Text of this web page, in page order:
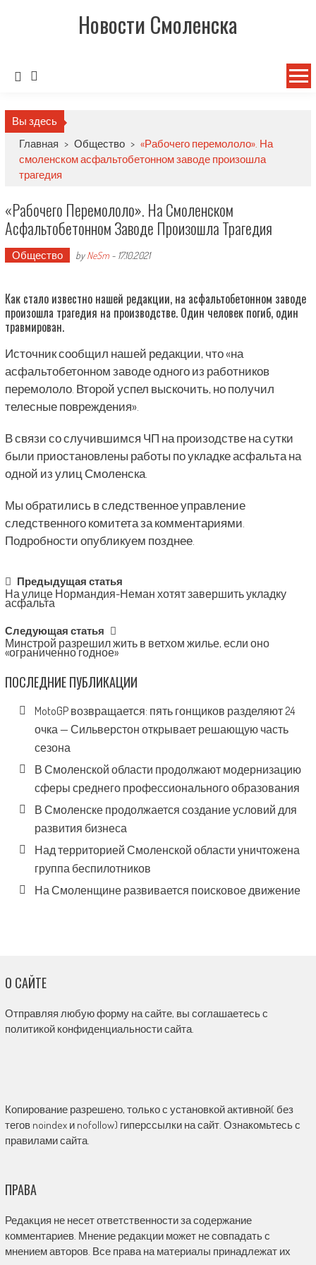
Новости Смоленска
Вы здесь
Главная > Общество > «Рабочего перемололо». На
смоленском асфальтобетонном заводе произошла
трагедия
«Рабочего Перемололо». На Смоленском
Асфальтобетонном Заводе Произошла Трагедия
Общество byNeSm- 17.10.2021
Как стало известно нашей редакции, на асфальтобетонном заводе
произошла трагедия на производстве. Один человек погиб, один
травмирован.
Источник сообщил нашей редакции, что «на
асфальтобетонном заводе одного из работников
перемололо. Второй успел выскочить, но получил
телесные повреждения».
В связи со случившимся ЧП на произодстве на сутки
были приостановлены работы по укладке асфальта на
одной из улиц Смоленска.
Мы обратились в следственное управление
следственного комитета за комментариями.
Подробности опубликуем позднее.
Post
navigation
Предыдущая статья
На улице Нормандия-Неман хотят завершить укладку
асфальта
Следующая статья
Минстрой разрешил жить в ветхом жилье, если оно
«ограниченно годное»
ПОСЛЕДНИЕ ПУБЛИКАЦИИ
MotoGP возвращается: пять гонщиков разделяют 24
очка — Сильверстон открывает решающую часть
сезона
В Смоленской области продолжают модернизацию
сферы среднего профессионального образования
В Смоленске продолжается создание условий для
развития бизнеса
Над территорией Смоленской области уничтожена
группа беспилотников
На Смоленщине развивается поисковое движение
О САЙТЕ
Отправляя любую форму на сайте, вы соглашаетесь с
политикой конфиденциальности сайта.
Копирование разрешено, только с установкой активной( без
тегов noindex и nofollow) гиперссылки на сайт. Ознакомьтесь с
правилами сайта.
ПРАВА
Редакция не несет ответственности за содержание
комментариев. Мнение редакции может не совпадать с
мнением авторов. Все права на материалы принадлежат их